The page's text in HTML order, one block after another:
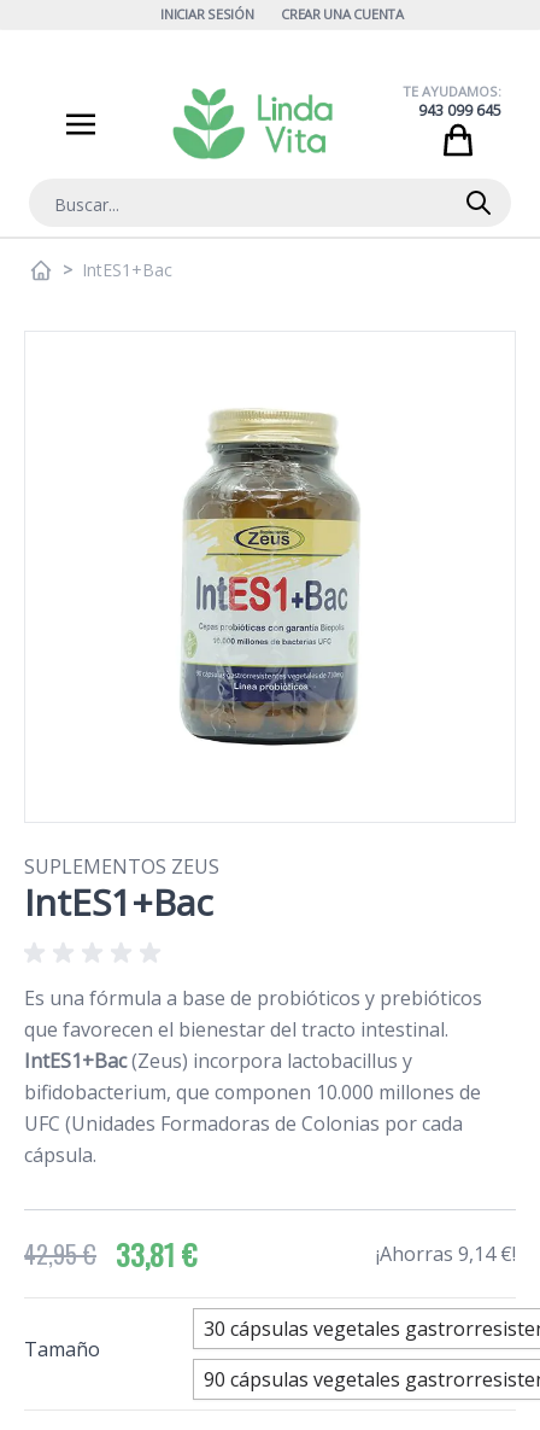
INICIAR SESIÓN CREAR UNA CUENTA
Buscar
TE AYUDAMOS:
943 099 645
> IntES1+Bac
SUPLEMENTOS ZEUS
IntES1+Bac
Es una fórmula a base de probióticos y prebióticos
que favorecen el bienestar del tracto intestinal.
IntES1+Bac(Zeus) incorpora lactobacillus y
bifidobacterium, que componen 10.000 millones de
UFC (Unidades Formadoras de Colonias por cada
cápsula.
42,95 € 33,81 € ¡Ahorras 9,14 €!
Tamaño
30 cápsulas vegetales
90 cápsulas vegetales